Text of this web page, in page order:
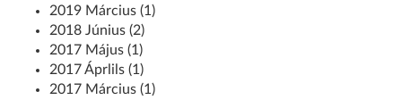
2019 Március (1)
2018 Június (2)
2017 Május (1)
2017 Áprlils (1)
2017 Március (1)